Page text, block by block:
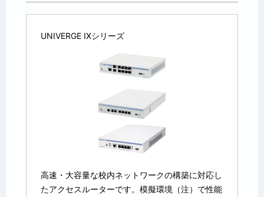
UNIVERGE IXシリーズ
高速・大容量な校内ネットワークの構築に対応し
たアクセスルーターです。模擬環境（注）で性能